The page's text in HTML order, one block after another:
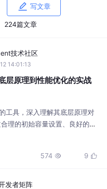
 写文章
224篇文章
技术社区
14:01:13
层原理到性能优化的实战
工具，深入理解其底层原理对
理的初始容量设置、良好的键
574  9 
发者矩阵